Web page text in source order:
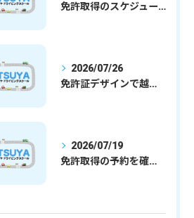
免許取得のスケジュールを徹底解説学生社会人の通学合宿別プランで最短取得のコツ
2026/07/26
免許証デザインで越谷市愛を表現する埼玉県さいたま市越谷市の免許取得完全ガイド
2026/07/19
免許取得の予約を確実に取るための最新ガイドと一発試験合格の実践法